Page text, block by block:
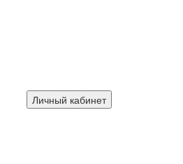
Личный кабинет